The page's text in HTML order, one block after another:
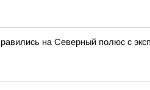
на Северный полюс с